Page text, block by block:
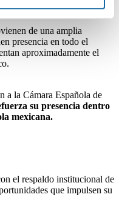
de una amplia
presencia en todo el
aproximadamente el
a la Cámara Española de
su presencia dentro
mexicana.
el respaldo institucional de
que impulsen su